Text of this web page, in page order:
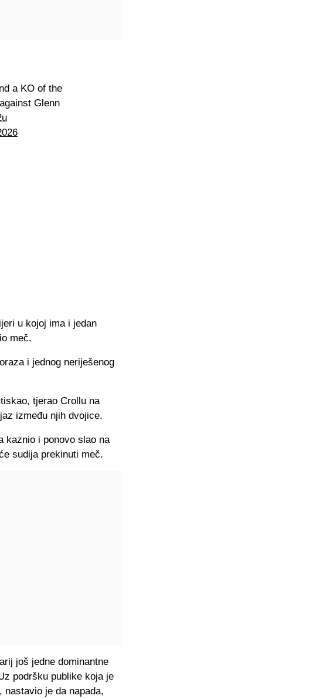
a KO of the
Glenn
u kojoj ima i jedan
meč.
i jednog neriješenog
tjerao Crollu na
između njih dvojice.
kaznio i ponovo slao na
sudija prekinuti meč.
još jedne dominantne
podršku publike koja je
je da napada,